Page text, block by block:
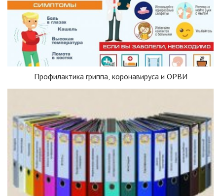
Профилактика гриппа, коронавируса и ОРВИ